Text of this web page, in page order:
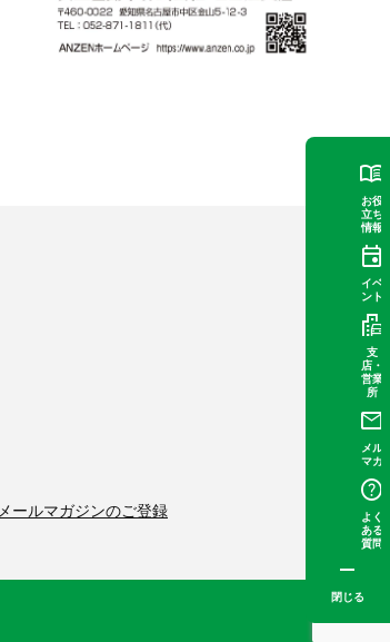
メールマガジンのご登録
お役
立ち
情報
イベ
ント
支
店・
営業
所
メル
マガ
よく
ある
質問
閉じる